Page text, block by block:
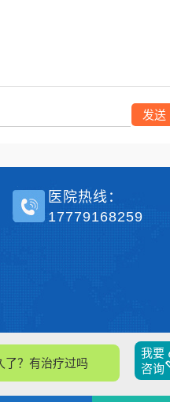
发送
？有治疗过吗？
我要
咨询
医院热线：
17779168259